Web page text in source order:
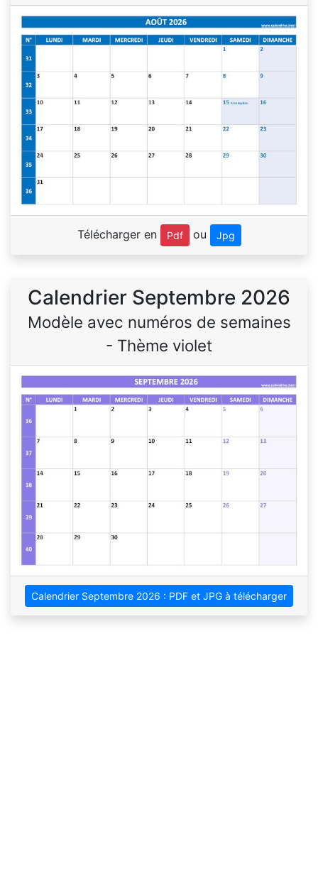
Télécharger en Pdf ou Jpg
Calendrier Septembre 2026
Modèle avec numéros de semaines
- Thème violet
Calendrier Septembre 2026 : PDF et JPG à télécharger